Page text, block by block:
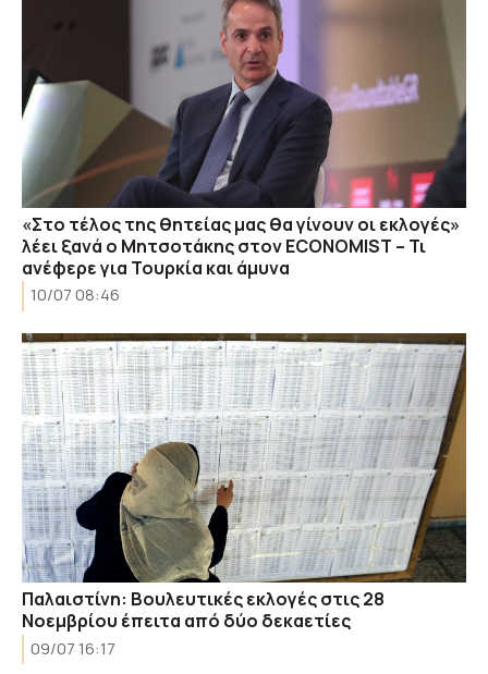
«Στο τέλος της θητείας μας θα γίνουν οι εκλογές»
λέει ξανά ο Μητσοτάκης στον ECONOMIST – Τι
ανέφερε για Τουρκία και άμυνα
10/07 08:46
Παλαιστίνη: Βουλευτικές εκλογές στις 28
Νοεμβρίου έπειτα από δύο δεκαετίες
09/07 16:17